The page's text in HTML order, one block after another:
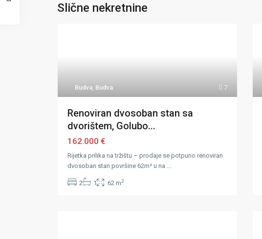
Slične nekretnine
7
Budva, Budva
Renoviran dvosoban stan sa
dvorištem, Golubo...
162.000 €
Rijetka prilika na tržištu – prodaje se potpuno renoviran
dvosoban stan površine 62m² u na ...
2 1 62 m2